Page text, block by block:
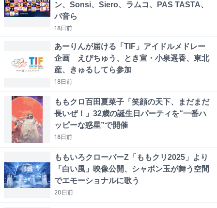
ン、Sonsi、Siero、ラムコ、PAS TASTA、
パ音ら
18日前
あーりんが届ける「TIF」アイドルメドレー
企画 えびちゅう、とき宣・小泉遥香、東北
産、きゅるしてら参加
18日前
ももクロ百田夏菜子「笑顔の天下、まだまだ
長いぜ！」32歳の誕生日パーティを“一番ハ
ッピーな惑星”で開催
18日前
ももいろクローバーZ「ももクリ2025」より
「白い風」映像公開、シャボン玉が舞う空間
でエモーショナルに歌う
20日前